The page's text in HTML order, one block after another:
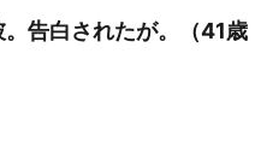
告白されたが。（41歳